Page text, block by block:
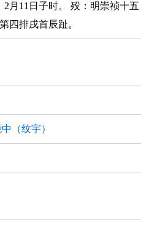
月11日子时。 殁：明崇祯十五
四排戌首辰趾。
（纹宇）